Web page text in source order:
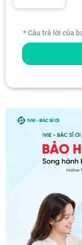
* Câu trả lời của